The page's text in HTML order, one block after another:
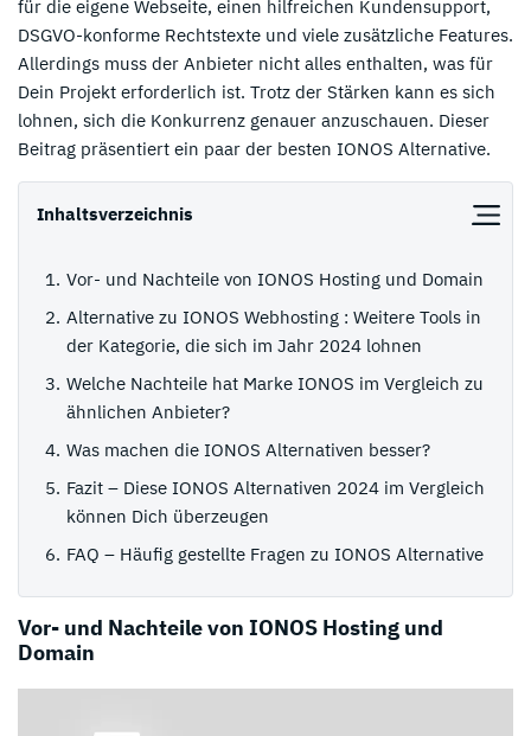
für die eigene Webseite, einen hilfreichen Kundensupport,
DSGVO-konforme Rechtstexte und viele zusätzliche Features.
Allerdings muss der Anbieter nicht alles enthalten, was für
Dein Projekt erforderlich ist. Trotz der Stärken kann es sich
lohnen, sich die Konkurrenz genauer anzuschauen. Dieser
Beitrag präsentiert ein paar der besten IONOS Alternative.
Inhaltsverzeichnis
Vor- und Nachteile von IONOS Hosting und Domain
Alternative zu IONOS Webhosting : Weitere Tools in
der Kategorie, die sich im Jahr 2024 lohnen
Welche Nachteile hat Marke IONOS im Vergleich zu
ähnlichen Anbieter?
Was machen die IONOS Alternativen besser?
Fazit – Diese IONOS Alternativen 2024 im Vergleich
können Dich überzeugen
FAQ – Häufig gestellte Fragen zu IONOS Alternative
Vor- und Nachteile von IONOS Hosting und
Domain